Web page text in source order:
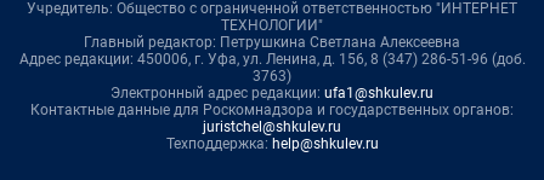
Учредитель: Общество с ограниченной ответственностью "ИНТЕРНЕТ
ТЕХНОЛОГИИ"
Главный редактор: Петрушкина Светлана Алексеевна
Адрес редакции: 450006, г. Уфа, ул. Ленина, д. 156, 8 (347) 286-51-96 (доб.
3763)
Электронный адрес редакции: ufa1@shkulev.ru
Контактные данные для Роскомнадзора и государственных органов:
juristchel@shkulev.ru
Техподдержка: help@shkulev.ru